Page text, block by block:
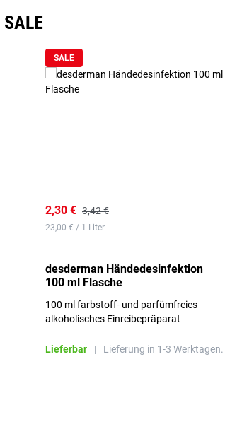
SALE
SALE
2,30 € 3,42 €
23,00 € / 1 Liter
desderman Händedesinfektion
100 ml Flasche
100 ml farbstoff- und parfümfreies
alkoholisches Einreibepräparat
Lieferbar | Lieferung in 1-3 Werktagen.